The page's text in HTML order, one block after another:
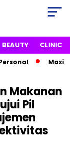
BEAUTY CLINIC
Maxime
Makanan
Pil